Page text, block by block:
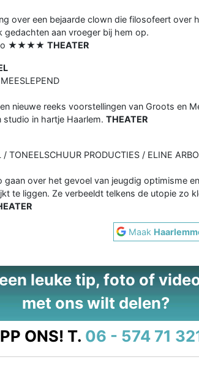
over een bejaarde clown die filosofeert over
gedachten aan vroeger bij hem op.
★★★★ THEATER
nieuwe reeks voorstellingen van Groots en
in hartje Haarlem. THEATER
TONEELSCHUUR PRODUCTIES / ELINE ARBO
gaan over het gevoel van jeugdig optimisme
te liggen. Ze verbeeldt telkens de utopie zo
Maak
leuke tip, foto of
met ons wilt delen?
ONS! T. 06 - 574 71